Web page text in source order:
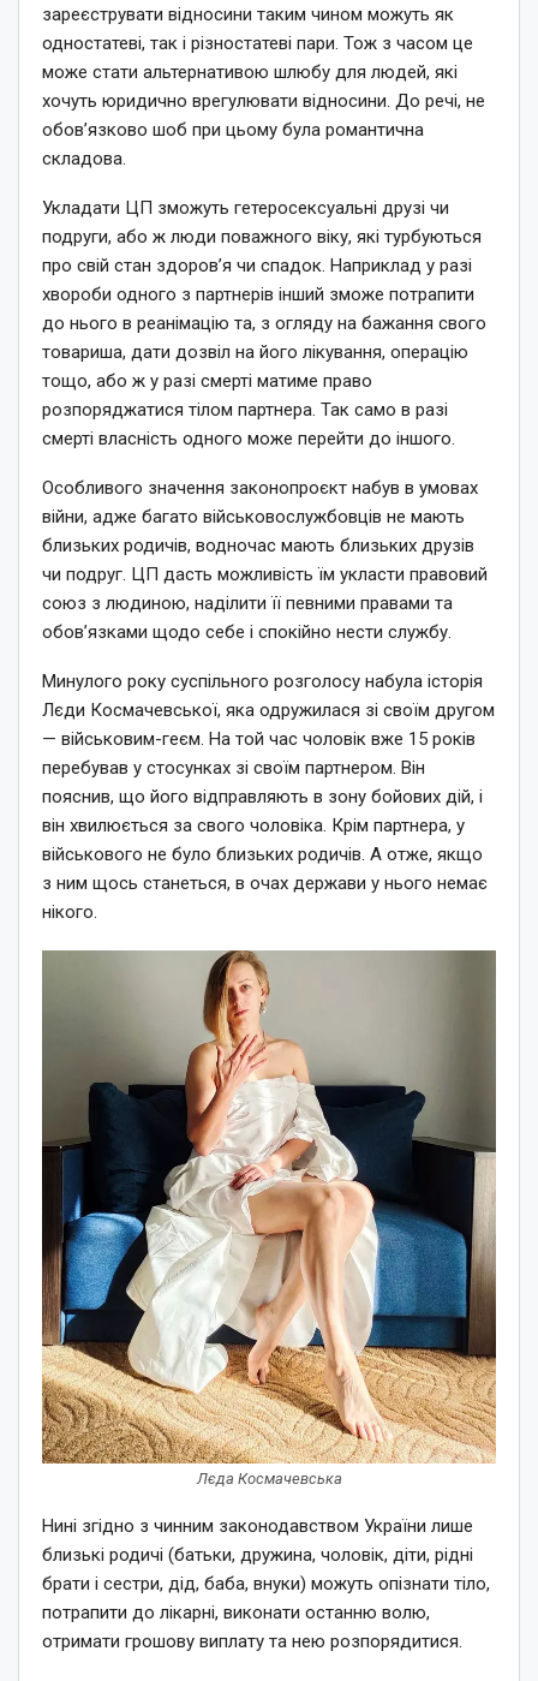
зареєструвати відносини таким чином можуть як
одностатеві, так і різностатеві пари. Тож з часом це
може стати альтернативою шлюбу для людей, які
хочуть юридично врегулювати відносини. До речі, не
обов’язково шоб при цьому була романтична
складова.
Укладати ЦП зможуть гетеросексуальні друзі чи
подруги, або ж люди поважного віку, які турбуються
про свій стан здоровʼя чи спадок. Наприклад у разі
хвороби одного з партнерів інший зможе потрапити
до нього в реанімацію та, з огляду на бажання свого
товариша, дати дозвіл на його лікування, операцію
тощо, або ж у разі смерті матиме право
розпоряджатися тілом партнера. Так само в разі
смерті власність одного може перейти до іншого.
Особливого значення законопроєкт набув в умовах
війни, адже багато військовослужбовців не мають
близьких родичів, водночас мають близьких друзів
чи подруг. ЦП дасть можливість їм укласти правовий
союз з людиною, наділити її певними правами та
обов’язками щодо себе і спокійно нести службу.
Минулого року суспільного розголосу набула історія
Лєди Космачевської, яка одружилася зі своїм другом
— військовим-геєм. На той час чоловік вже 15 років
перебував у стосунках зі своїм партнером. Він
пояснив, що його відправляють в зону бойових дій, і
він хвилюється за свого чоловіка. Крім партнера, у
військового не було близьких родичів. А отже, якщо
з ним щось станеться, в очах держави у нього немає
нікого.
Лєда Космачевська
Нині згідно з чинним законодавством України лише
близькі родичі (батьки, дружина, чоловік, діти, рідні
брати і сестри, дід, баба, внуки) можуть опізнати тіло,
потрапити до лікарні, виконати останню волю,
отримати грошову виплату та нею розпорядитися.